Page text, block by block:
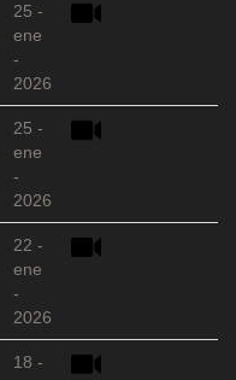
25 -
ene
-
2026
25 -
ene
-
2026
22 -
ene
-
2026
18 -